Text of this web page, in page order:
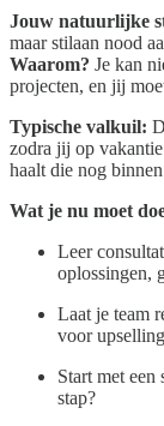
Jouw natuurlijke
maar stilaan nood
Waarom? Je kan
projecten, en jij
Typische valkuil:
zodra jij op
haalt die nog
Wat je nu moet
Leer
oplossingen,
Laat je team
voor
Start met
stap?